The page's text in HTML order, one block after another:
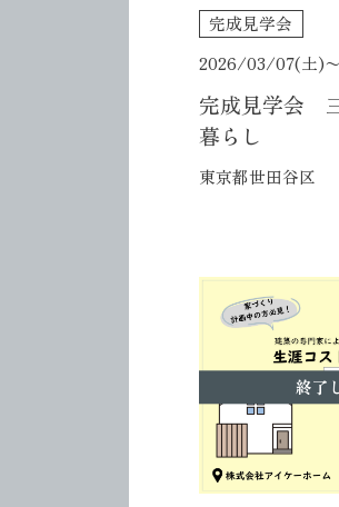
完成見学会
2026/03/07(土)〜
完成見学会
暮らし
東京都世田谷区
終了